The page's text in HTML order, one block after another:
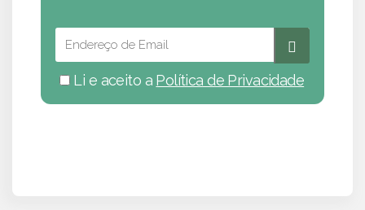
Li e aceito a Política de Privacidade